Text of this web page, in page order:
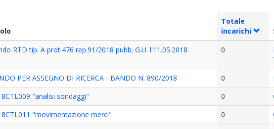
Totale
incarichi
RTD tip. A prot.476 rep.91/2018 pubb. G.U. l'11.05.2018
0
PER ASSEGNO DI RICERCA - BANDO N. 890/2018
0
"analisi sondaggi"
0
"movimentazione merci"
0